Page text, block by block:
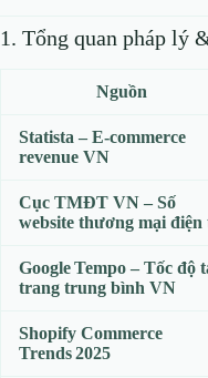
1. Tổng quan pháp lý
Nguồn
Statista – E‑commerce
revenue VN
Cục TMĐT VN – Số
website thương mại điện
Google Tempo – Tốc độ
trang trung bình VN
Shopify Commerce
Trends 2025